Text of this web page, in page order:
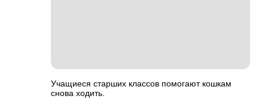
Учащиеся старших классов помогают кошкам
снова ходить.